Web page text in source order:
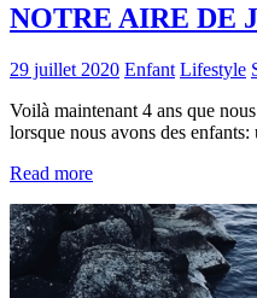
NOTRE AIRE DE
29 juillet 2020 Enfant Lifestyle
Voilà maintenant 4 ans que
lorsque nous avons des
Read more